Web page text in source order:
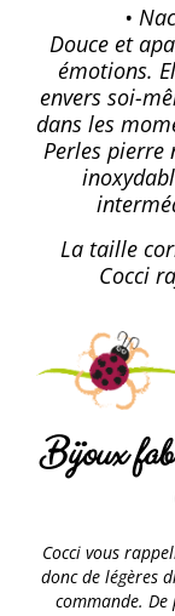
•
Douce et
émotions.
envers soi-
dans les
Perles pierre
La taille
Cocci
Bijoux
Cocci vous
donc de légères
commande.